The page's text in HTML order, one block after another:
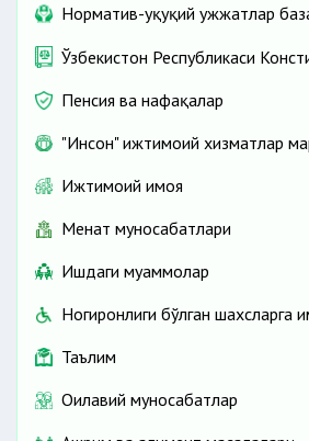
Норматив-ҳуқуқий ҳужжатлар
Ўзбекистон Республикаси
Пенсия ва нафақалар
"Инсон" ижтимоий хизматлар
Ижтимоий ҳимоя
Меҳнат муносабатлари
Ишдаги муаммолар
Ногиронлиги бўлган шахсларга
Таълим
Оилавий муносабатлар